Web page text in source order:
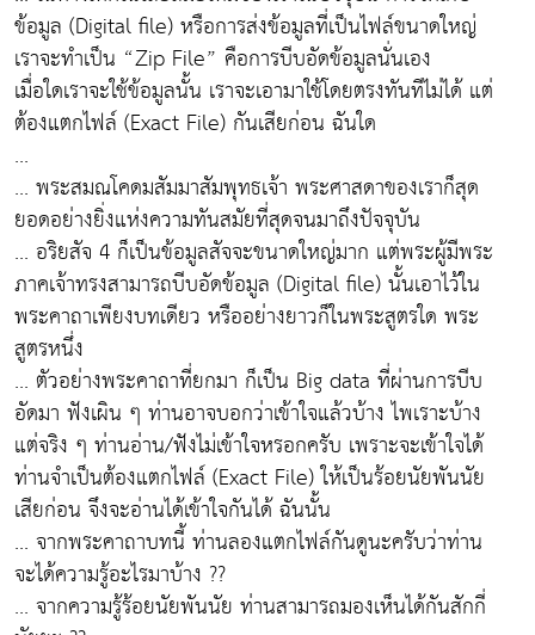
ข้อมูล (Digital file) หรือการส่งข้อมูลที่เป็นไฟล์ขนาดใหญ่
เราจะทำเป็น “Zip File” คือการบีบอัดข้อมูลนั่นเอง
เมื่อใดเราจะใช้ข้อมูลนั้น เราจะเอามาใช้โดยตรงทันทีไม่ได้ แต่
ต้องแตกไฟล์ (Exact File) กันเสียก่อน ฉันใด
...
... พระสมณโคดมสัมมาสัมพุทธเจ้า พระศาสดาของเราก็สุด
ยอดอย่างยิ่งแห่งความทันสมัยที่สุดจนมาถึงปัจจุบัน
... อริยสัจ 4 ก็เป็นข้อมูลสัจจะขนาดใหญ่มาก แต่พระผู้มีพระ
ภาคเจ้าทรงสามารถบีบอัดข้อมูล (Digital file) นั้นเอาไว้ใน
พระคาถาเพียงบทเดียว หรืออย่างยาวก็ในพระสูตรใด พระ
สูตรหนึ่ง
... ตัวอย่างพระคาถาที่ยกมา ก็เป็น Big data ที่ผ่านการบีบ
อัดมา ฟังเผิน ๆ ท่านอาจบอกว่าเข้าใจแล้วบ้าง ไพเราะบ้าง
แต่จริง ๆ ท่านอ่าน/ฟังไม่เข้าใจหรอกครับ เพราะจะเข้าใจได้
ท่านจำเป็นต้องแตกไฟล์ (Exact File) ให้เป็นร้อยนัยพันนัย
เสียก่อน จึงจะอ่านได้เข้าใจกันได้ ฉันนั้น
... จากพระคาถาบทนี้ ท่านลองแตกไฟล์กันดูนะครับว่าท่าน
จะได้ความรู้อะไรมาบ้าง ??
... จากความรู้ร้อยนัยพันนัย ท่านสามารถมองเห็นได้กันสักกี่